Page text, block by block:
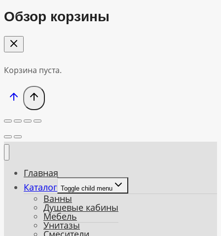
Обзор корзины
Корзина пуста.
Главная
Каталог Toggle child menu
Ванны
Душевые кабины
Мебель
Унитазы